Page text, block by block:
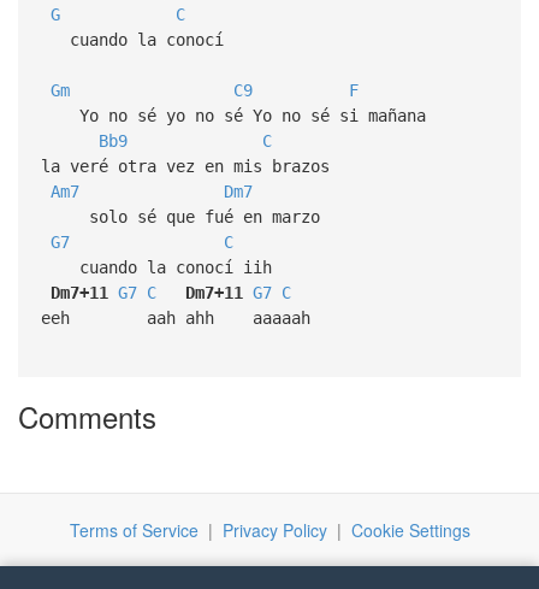
G
C
cuando la conocí
Gm C9
F
Yo no sé yo no sé Yo no sé si mañana
Bb9
C
la veré otra vez en mis brazos
Am7
Dm7
solo sé que fué en marzo
G7
C
cuando la conocí iih
Dm7+11
G7 C Dm7+11 G7 C
eeh aah ahh aaaaah
Comments
Terms of Service| Privacy Policy| Cookie Settings